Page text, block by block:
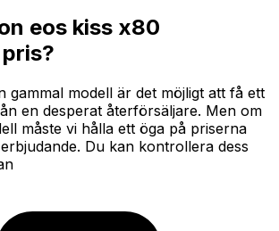
eos kiss x80
gammal modell är det möjligt att få ett
en desperat återförsäljare. Men om
måste vi hålla ett öga på priserna
Du kan kontrollera dess